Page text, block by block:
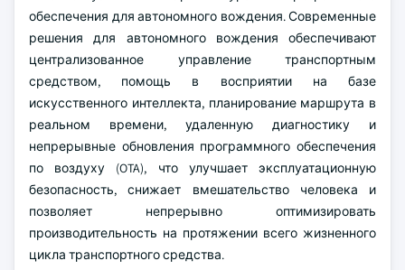
обеспечения для автономного вождения. Современные
решения для автономного вождения обеспечивают
централизованное управление транспортным
средством, помощь в восприятии на базе
искусственного интеллекта, планирование маршрута в
реальном времени, удаленную диагностику и
непрерывные обновления программного обеспечения
по воздуху (OTA), что улучшает эксплуатационную
безопасность, снижает вмешательство человека и
позволяет непрерывно оптимизировать
производительность на протяжении всего жизненного
цикла транспортного средства.